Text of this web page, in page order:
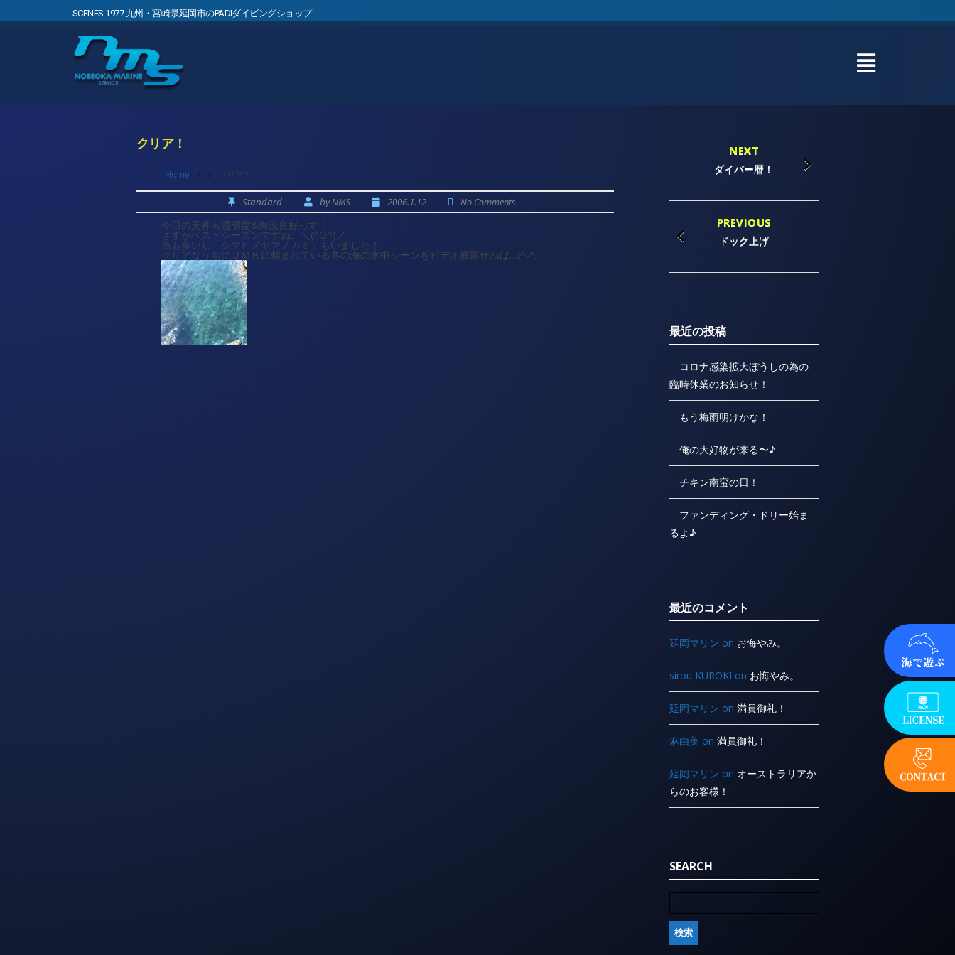
SCENES 1977 九州・宮崎県延岡市のPADIダイビングショップ
クリア！
Home / / クリア！
Standard - byNMS - 2006.1.12 - No Comments
今日の天神も透明度&海況良好っす！
さすがベストシーズンですね。＼(^O^)／
魚も多いし「シマヒメヤマノカミ」もいました！
クリアなうちにＵＭＫに頼まれている冬の海の水中シーンをビデオ撮影せねば…(^-^;
NEXT
ダイバー暦！
PREVIOUS
ドック上げ
最近の投稿
コロナ感染拡大ぼうしの為の
臨時休業のお知らせ！
もう梅雨明けかな！
俺の大好物が来る〜♪
チキン南蛮の日！
ファンディング・ドリー始ま
るよ♪
最近のコメント
延岡マリン on お悔やみ。
sirou KUROKI on お悔やみ。
延岡マリン on満員御礼！
麻由美 on満員御礼！
延岡マリン on オーストラリアか
らのお客様！
SEARCH